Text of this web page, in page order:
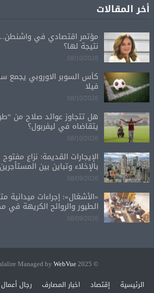
أخر المقالات
مؤتمر اقتصادي في
نتيجة لها؟
08/10/2026
كأس السوبر الاوروبي يجمع
فيلا
08/10/2026
هل تتجاوز عوائد صلاح من
يتقاضاه في ليفربول؟
08/10/2026
الإيجارات القديمة: نزاع
بالإخلاء وتباين بين
08/09/2026
«الأشغال»: إجراءات ميدانية
الطيور والروائح الكريهة في
08/09/2026
© 2025 Journalalire Managed by
WebVue
الرئيسية
إقتصاد اخبار المصارف رجال أعمال